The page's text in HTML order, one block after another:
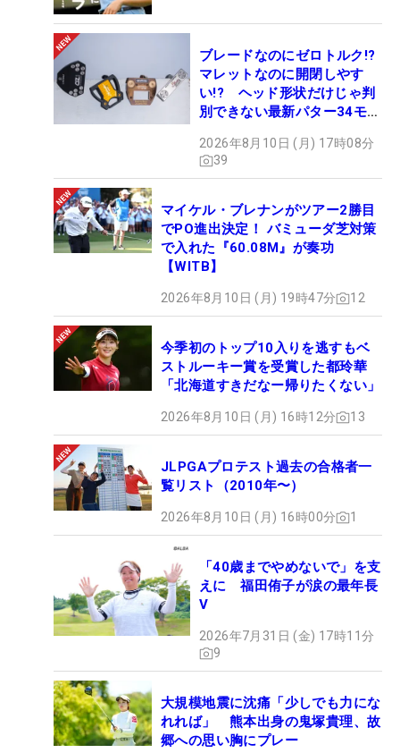
ブレードなのにゼロトルク!?
マレットなのに開閉しやす
い!? ヘッド形状だけじゃ判
別できない最新パター34モデ
#ギアカタログ2026
2026年8月10日 (月) 17時08分
39
マイケル・ブレナンがツアー2勝目
でPO進出決定！ バミューダ芝対策
で入れた『60.08M』が奏功
【WITB】
2026年8月10日 (月) 19時47分 12
今季初のトップ10入りを逃すもベ
ストルーキー賞を受賞した都玲華
「北海道すきだなー帰りたくない」
2026年8月10日 (月) 16時12分 13
JLPGAプロテスト過去の合格者一
覧リスト（2010年〜）
2026年8月10日 (月) 16時00分 1
「40歳までやめないで」を支
えに 福田侑子が涙の最年長
V
2026年7月31日 (金) 17時11分
9
大規模地震に沈痛「少しでも力にな
れれば」 熊本出身の鬼塚貴理、故
郷への思い胸にプレー